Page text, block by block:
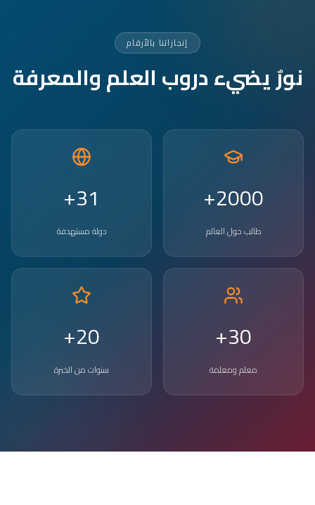
إنجازاتنا بالأرقام
نورٌ يضيء دروب العلم والمعرفة
2000+
طالب حول العالم
31+
دولة مستهدفة
30+
معلم ومعلمة
20+
سنوات من الخبرة